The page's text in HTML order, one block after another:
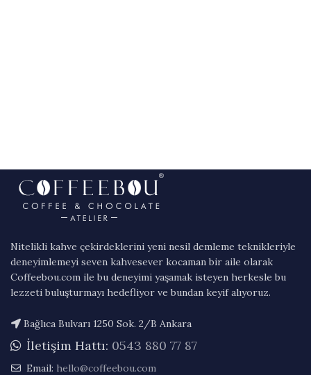
Nitelikli kahve çekirdeklerini yeni nesil demleme teknikleriyle
deneyimlemeyi seven kahvesever kocaman bir aile olarak
Coffeebou.com ile bu deneyimi yaşamak isteyen herkesle bu
lezzeti buluşturmayı hedefliyor ve bundan keyif alıyoruz.
Bağlıca Bulvarı 1250 Sok. 2/B Ankara
İletişim Hattı: 0543 880 77 87
Email: hello@coffeebou.com